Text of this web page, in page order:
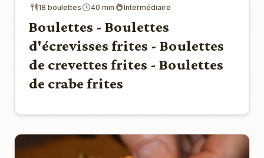
18 boulettes 40 min Intermédiaire
Boulettes - Boulettes
d'écrevisses frites - Boulettes
de crevettes frites - Boulettes
de crabe frites